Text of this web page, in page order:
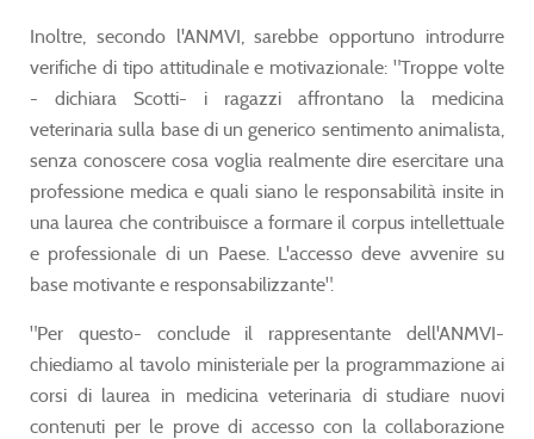
Inoltre, secondo l'ANMVI, sarebbe opportuno introdurre
verifiche di tipo attitudinale e motivazionale: "Troppe volte
- dichiara Scotti- i ragazzi affrontano la medicina
veterinaria sulla base di un generico sentimento animalista,
senza conoscere cosa voglia realmente dire esercitare una
professione medica e quali siano le responsabilità insite in
una laurea che contribuisce a formare il corpus intellettuale
e professionale di un Paese. L'accesso deve avvenire su
base motivante e responsabilizzante".
"Per questo- conclude il rappresentante dell'ANMVI-
chiediamo al tavolo ministeriale per la programmazione ai
corsi di laurea in medicina veterinaria di studiare nuovi
contenuti per le prove di accesso con la collaborazione